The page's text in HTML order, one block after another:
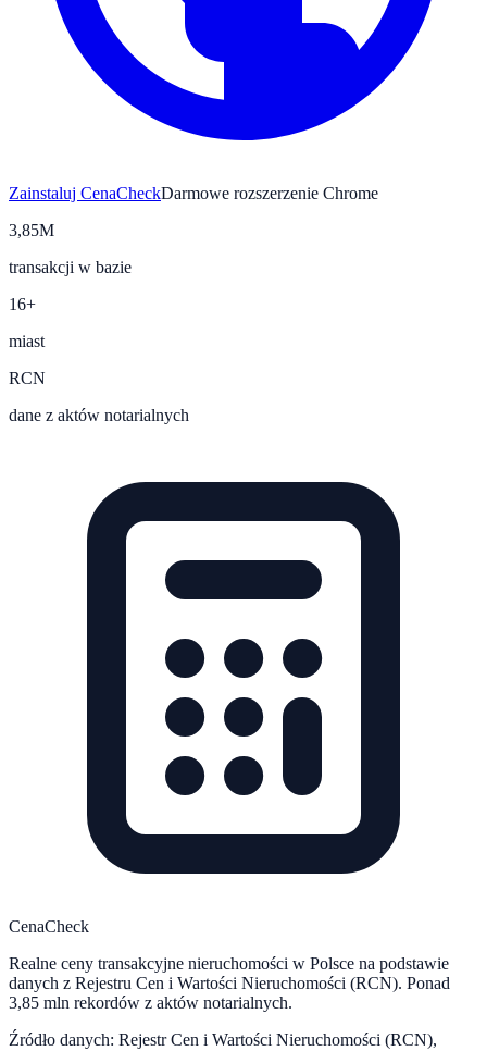
Zainstaluj CenaCheckDarmowe rozszerzenie Chrome
3,85M
transakcji w bazie
16+
miast
RCN
dane z aktów notarialnych
CenaCheck
Realne ceny transakcyjne nieruchomości w Polsce na podstawie
danych z Rejestru Cen i Wartości Nieruchomości (RCN). Ponad
3,85 mln rekordów z aktów notarialnych.
Źródło danych: Rejestr Cen i Wartości Nieruchomości (RCN),